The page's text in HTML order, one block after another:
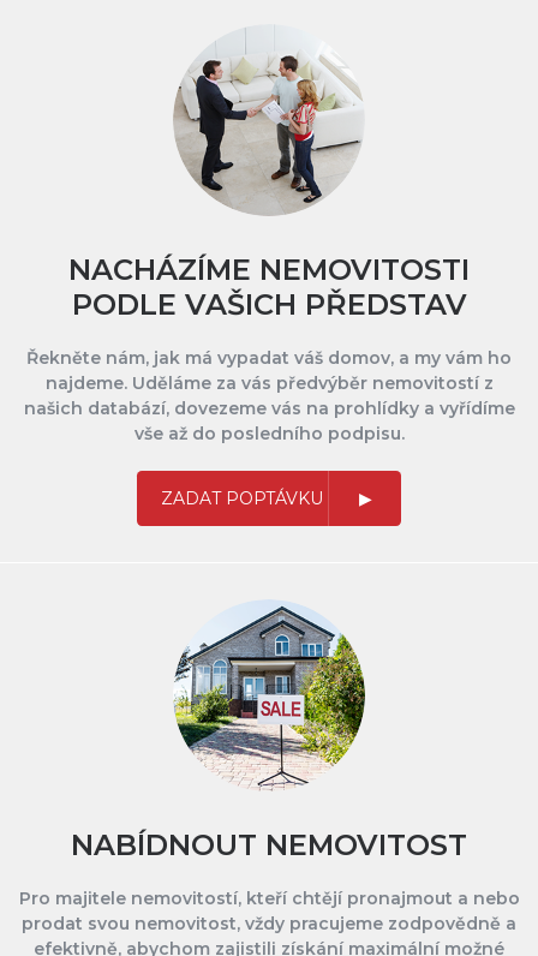
NACHÁZÍME NEMOVITOSTI
PODLE VAŠICH PŘEDSTAV
Řekněte nám, jak má vypadat váš domov, a my vám ho
najdeme. Uděláme za vás předvýběr nemovitostí z
našich databází, dovezeme vás na prohlídky a vyřídíme
vše až do posledního podpisu.
ZADAT POPTÁVKU
NABÍDNOUT NEMOVITOST
Pro majitele nemovitostí, kteří chtějí pronajmout a nebo
prodat svou nemovitost, vždy pracujeme zodpovědně a
efektivně, abychom zajistili získání maximální možné